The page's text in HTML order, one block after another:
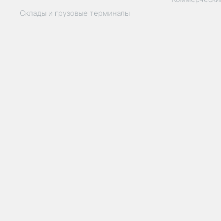
Склады и грузовые терминалы